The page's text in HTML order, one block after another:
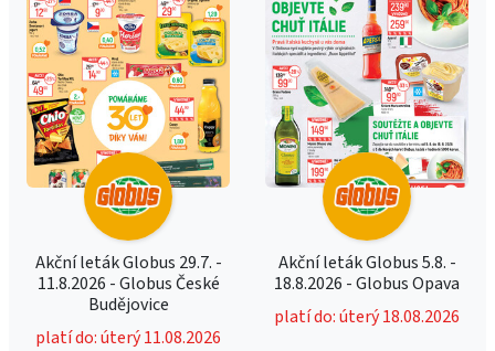
Akční leták Globus 29.7. -
11.8.2026 - Globus České
Budějovice
platí do: úterý 11.08.2026
Akční leták Globus 5.8. -
18.8.2026 - Globus Opava
platí do: úterý 18.08.2026